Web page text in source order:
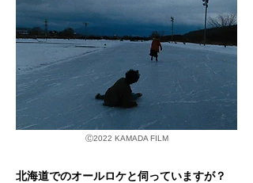
Ⓒ2022 KAMADA FILM
北海道でのオールロケと伺っていますが？